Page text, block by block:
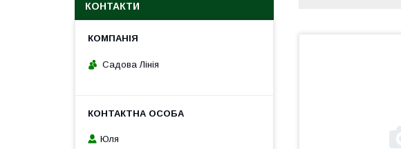
КОНТАКТИ
Садова Лінія
Юля